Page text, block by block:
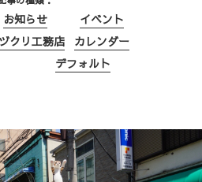
お知らせ
イベント
クリ工務店
カレンダー
デフォルト